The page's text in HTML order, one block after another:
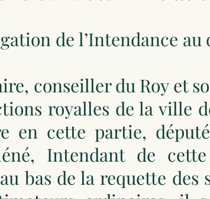
de l’Intendance
conseiller du Roy et
royalles de la ville
en cette partie,
Intendant de
bas de la requette des